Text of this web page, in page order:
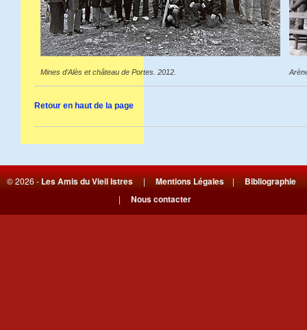
Mines d’Alès et château de Portes. 2012.
Retour en haut de la page
© 2026 -Les Amis du Vieil Istres|Mentions Légales|Bibliographie
| Nous contacter